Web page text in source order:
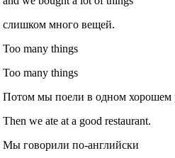
слишком много вещей.
Too many things
Too many things
Потом мы поели в одном хорошем
Then we ate at a good restaurant.
Мы говорили по-английски